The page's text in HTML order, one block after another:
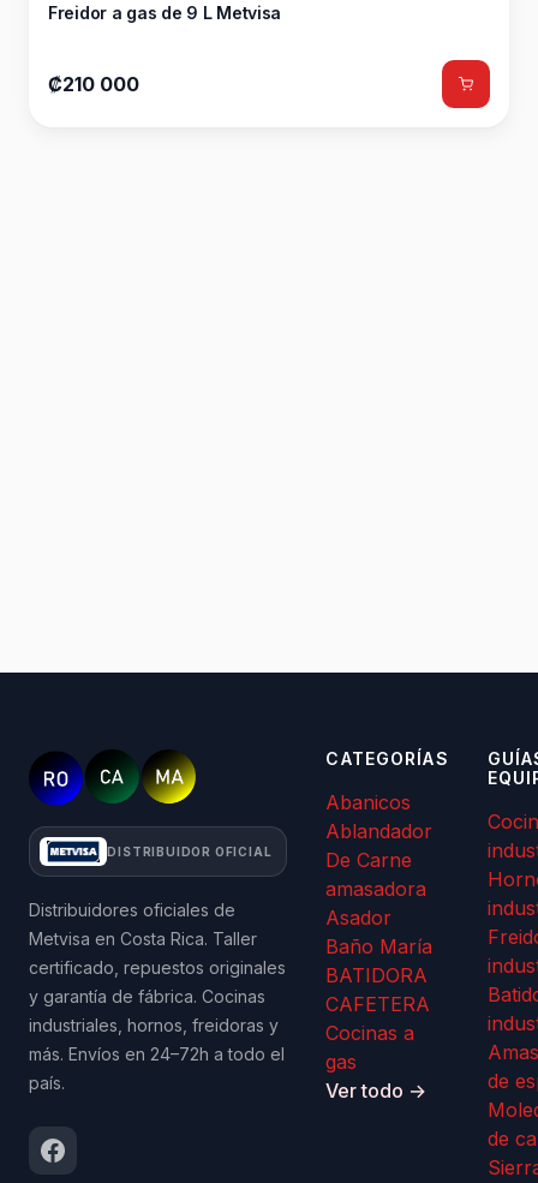
Freidor a gas de 9 L Metvisa
₡210 000
DISTRIBUIDOR OFICIAL
Distribuidores oficiales de
Metvisa en Costa Rica. Taller
certificado, repuestos originales
y garantía de fábrica. Cocinas
industriales, hornos, freidoras y
más. Envíos en 24–72h a todo el
país.
CATEGORÍAS
Abanicos
Ablandador
De Carne
amasadora
Asador
Baño María
BATIDORA
CAFETERA
Cocinas a
gas
Ver todo →
de
de